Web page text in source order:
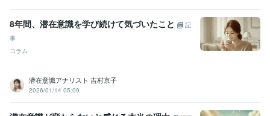
8年間、潜在意識を学び続けて気づいたこと
記
事
コラム
潜在意識アナリスト 吉村京子
2026/01/14 05:09